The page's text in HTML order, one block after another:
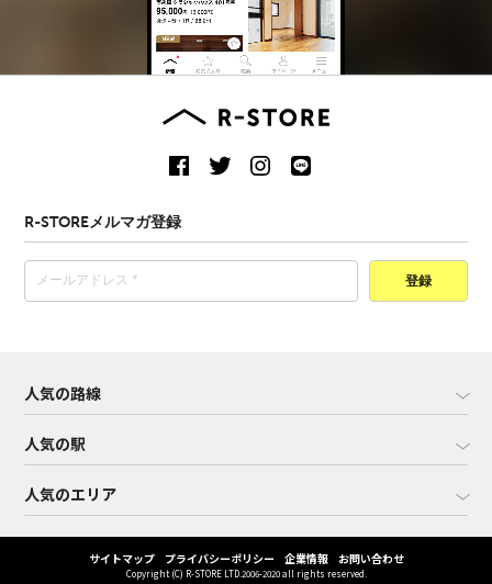
R-STOREメルマガ登録
登録
人気の路線
人気の駅
人気のエリア
サイトマップ プライバシーポリシー 企業情報 お問い合わせ
Copyright (C) R-STORE LTD.2006-2020 all rights reserved.